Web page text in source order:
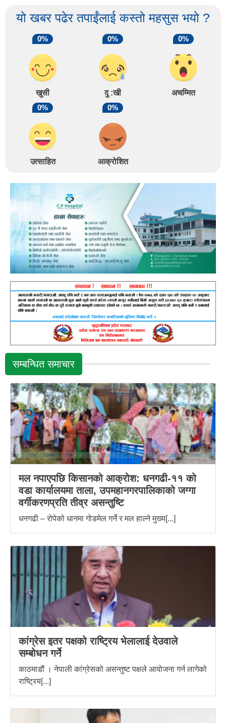
यो खबर पढेर तपाईंलाई कस्तो महसुस भयो ?
0%
खुसी
0%
दु :खी
0%
अचम्मित
0%
उत्साहित
0%
आक्रोशित
सम्बन्धित समाचार
मल नपाएपछि किसानको आक्रोश: धनगढी-११ को
वडा कार्यालयमा ताला, उपमहानगरपालिकाको जग्गा
वर्गीकरणप्रति तीव्र असन्तुष्टि
धनगढी – रोपेको धानमा गोडमेल गर्ने र मल हाल्ने मुख्य[...]
कांग्रेस इतर पक्षको राष्ट्रिय भेलालाई देउवाले
सम्बोधन गर्ने
काठमाडौं । नेपाली कांग्रेसको असन्तुष्ट पक्षले आयोजना गर्न लागेको
राष्ट्रिय[...]